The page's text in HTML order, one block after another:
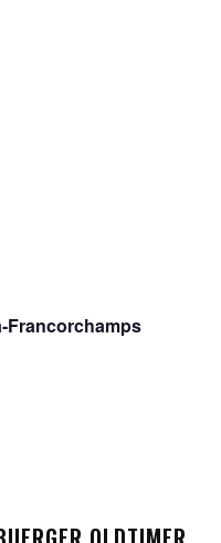
Francorchamps